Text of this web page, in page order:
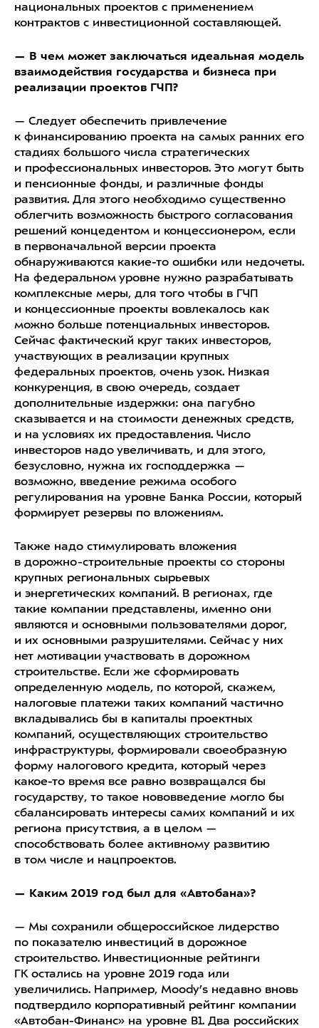
национальных проектов с применением
контрактов с инвестиционной составляющей.
— В чем может заключаться идеальная модель
взаимодействия государства и бизнеса при
реализации проектов ГЧП?
— Следует обеспечить привлечение
к финансированию проекта на самых ранних его
стадиях большого числа стратегических
и профессиональных инвесторов. Это могут быть
и пенсионные фонды, и различные фонды
развития. Для этого необходимо существенно
облегчить возможность быстрого согласования
решений концедентом и концессионером, если
в первоначальной версии проекта
обнаруживаются какие-то ошибки или недочеты.
На федеральном уровне нужно разрабатывать
комплексные меры, для того чтобы в ГЧП
и концессионные проекты вовлекалось как
можно больше потенциальных инвесторов.
Сейчас фактический круг таких инвесторов,
участвующих в реализации крупных
федеральных проектов, очень узок. Низкая
конкуренция, в свою очередь, создает
дополнительные издержки: она пагубно
сказывается и на стоимости денежных средств,
и на условиях их предоставления. Число
инвесторов надо увеличивать, и для этого,
безусловно, нужна их господдержка —
возможно, введение режима особого
регулирования на уровне Банка России, который
формирует резервы по вложениям.
Также надо стимулировать вложения
в дорожно-строительные проекты со стороны
крупных региональных сырьевых
и энергетических компаний. В регионах, где
такие компании представлены, именно они
являются и основными пользователями дорог,
и их основными разрушителями. Сейчас у них
нет мотивации участвовать в дорожном
строительстве. Если же сформировать
определенную модель, по которой, скажем,
налоговые платежи таких компаний частично
вкладывались бы в капиталы проектных
компаний, осуществляющих строительство
инфраструктуры, формировали своеобразную
форму налогового кредита, который через
какое-то время все равно возвращался бы
государству, то такое нововведение могло бы
сбалансировать интересы самих компаний и их
региона присутствия, а в целом —
способствовать более активному развитию
в том числе и нацпроектов.
— Каким 2019 год был для «Автобана»?
— Мы сохранили общероссийское лидерство
по показателю инвестиций в дорожное
строительство. Инвестиционные рейтинги
ГК остались на уровне 2019 года или
увеличились. Например, Moody’s недавно вновь
подтвердило корпоративный рейтинг компании
«Автобан-Финанс» на уровне В1. Два российских